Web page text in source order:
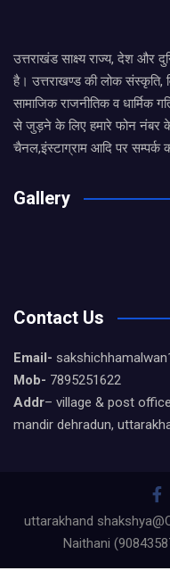
उत्तराखंड साक्ष्य राज्य, देश और
है। उत्तराखण्ड की लोक संस्कृति,
सामाजिक राजनीतिक व धार्मिक
से जुड़ने के लिए हमारे फोन नंबर
चैनल,इंस्टाग्राम आदि पर सम्पर्क
Gallery
Contact Us
Email-
Mob- 7895251622
Addr– village & post
mandir dehradun,
uttarakhand
Naithani